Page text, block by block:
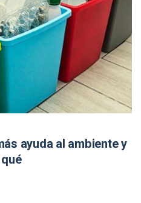
ayuda al ambiente y